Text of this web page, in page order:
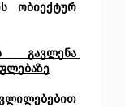
ობიექტურ
გავლენა